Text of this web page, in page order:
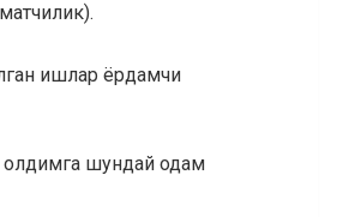
ишлар ёрдамчи
олдимга шундай одам